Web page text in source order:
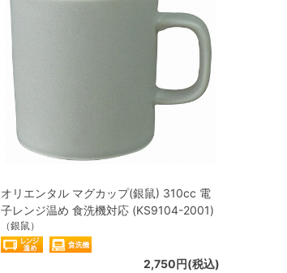
オリエンタル マグカップ(銀鼠) 310cc 電
子レンジ温め 食洗機対応 (KS9104-2001)
（銀鼠）
2,750円(税込)